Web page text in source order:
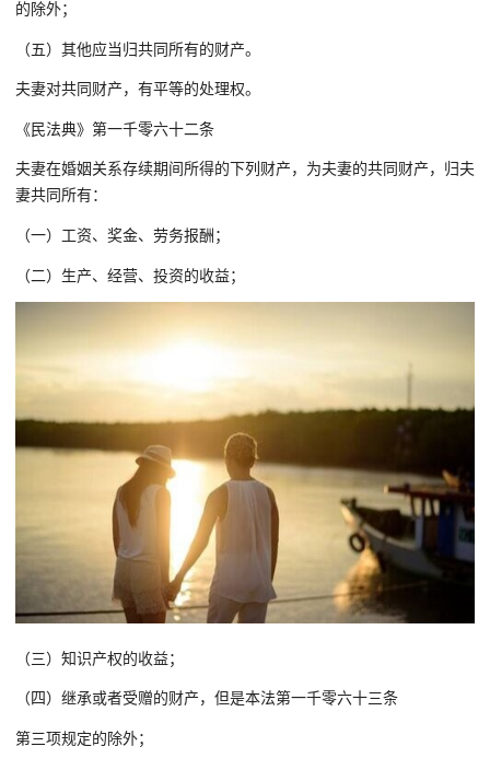
的除外；
（五）其他应当归共同所有的财产。
夫妻对共同财产，有平等的处理权。
《民法典》第一千零六十二条
夫妻在婚姻关系存续期间所得的下列财产，为夫妻的共同财产，归夫
妻共同所有：
（一）工资、奖金、劳务报酬；
（二）生产、经营、投资的收益；
（三）知识产权的收益；
（四）继承或者受赠的财产，但是本法第一千零六十三条
第三项规定的除外；